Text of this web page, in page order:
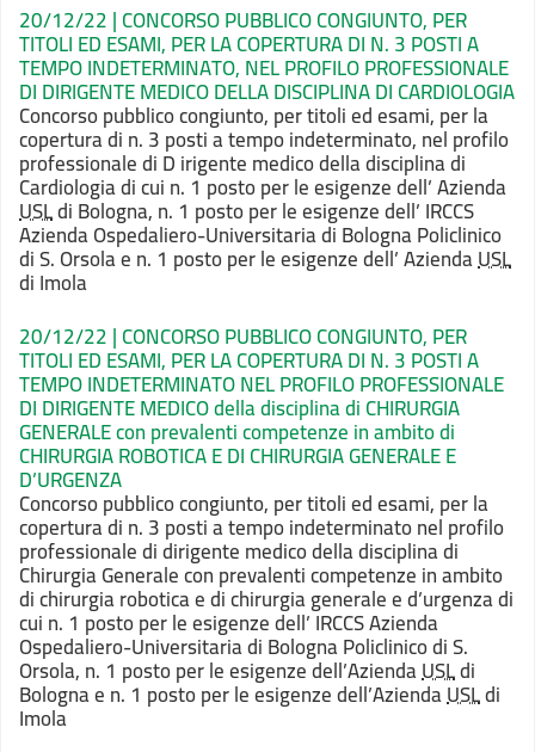
20/12/22 | CONCORSO PUBBLICO CONGIUNTO, PER
TITOLI ED ESAMI, PER LA COPERTURA DI N. 3 POSTI A
TEMPO INDETERMINATO, NEL PROFILO PROFESSIONALE
DI DIRIGENTE MEDICO DELLA DISCIPLINA DI CARDIOLOGIA
Concorso pubblico congiunto, per titoli ed esami, per la
copertura di n. 3 posti a tempo indeterminato, nel profilo
professionale di D irigente medico della disciplina di
Cardiologia di cui n. 1 posto per le esigenze dell’ Azienda
USLdi Bologna, n. 1 posto per le esigenze dell’ IRCCS
Azienda Ospedaliero-Universitaria di Bologna Policlinico
di S. Orsola e n. 1 posto per le esigenze dell’ AziendaUSL
di Imola
20/12/22 | CONCORSO PUBBLICO CONGIUNTO, PER
TITOLI ED ESAMI, PER LA COPERTURA DI N. 3 POSTI A
TEMPO INDETERMINATO NEL PROFILO PROFESSIONALE
DI DIRIGENTE MEDICO della disciplina di CHIRURGIA
GENERALE con prevalenti competenze in ambito di
CHIRURGIA ROBOTICA E DI CHIRURGIA GENERALE E
D’URGENZA
Concorso pubblico congiunto, per titoli ed esami, per la
copertura di n. 3 posti a tempo indeterminato nel profilo
professionale di dirigente medico della disciplina di
Chirurgia Generale con prevalenti competenze in ambito
di chirurgia robotica e di chirurgia generale e d’urgenza di
cui n. 1 posto per le esigenze dell’ IRCCS Azienda
Ospedaliero-Universitaria di Bologna Policlinico di S.
Orsola, n. 1 posto per le esigenze dell’AziendaUSLdi
Bologna e n. 1 posto per le esigenze dell’AziendaUSLdi
Imola